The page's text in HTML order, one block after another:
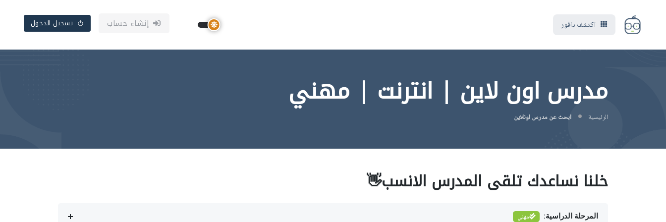
اكتشف دافور إنشاء حساب تسجيل الدخول
مدرس اون لاين | انترنت | مهني
الرئيسية ابحث عن مدرس اونلاين
خلنا نساعدك تلقى المدرس الانسب👋
المرحلة الدراسية: مهني